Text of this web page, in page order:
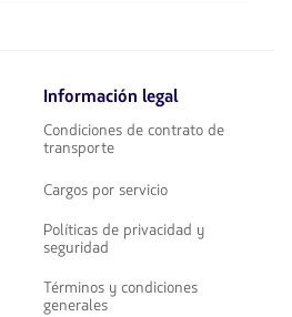
Información legal
Condiciones de contrato de
transporte
Cargos por servicio
Políticas de privacidad y
seguridad
Términos y condiciones
generales